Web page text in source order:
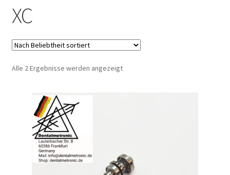
Mein Konto / Login
Kontakt
Reparaturservice
Wichtige Infos
Unsere Firma
Warenkorb
XC
Alle 2 Ergebnisse werden angezeigtNach